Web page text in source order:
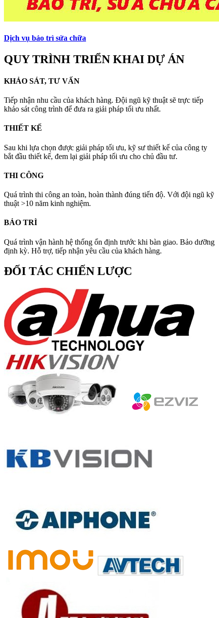
Dịch vụ bảo trì sửa chữa
QUY TRÌNH TRIỂN KHAI DỰ ÁN
KHẢO SÁT, TƯ VẤN
Tiếp nhận nhu cầu của khách hàng. Đội ngũ kỹ thuật sẽ trực tiếp
khảo sát công trình để đưa ra giải pháp tối ưu nhất.
THIẾT KẾ
Sau khi lựa chọn được giải pháp tối ưu, kỹ sư thiết kế của công ty
bắt đầu thiết kế, đem lại giải pháp tối ưu cho chủ đầu tư.
THI CÔNG
Quá trình thi công an toàn, hoàn thành đúng tiến độ. Với đội ngũ kỹ
thuật >10 năm kinh nghiệm.
BẢO TRÌ
Quá trình vận hành hệ thống ổn định trước khi bàn giao. Bảo dưỡng
định kỳ. Hỗ trợ, tiếp nhận yêu cầu của khách hàng.
ĐỐI TÁC CHIẾN LƯỢC